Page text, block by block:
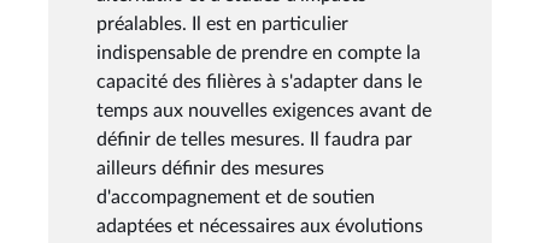
préalables. Il est en particulier
indispensable de prendre en compte la
capacité des filières à s'adapter dans le
temps aux nouvelles exigences avant de
définir de telles mesures. Il faudra par
ailleurs définir des mesures
d'accompagnement et de soutien
adaptées et nécessaires aux évolutions